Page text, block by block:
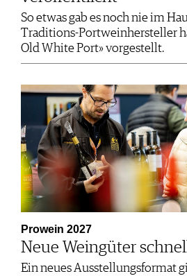
So etwas gab es noch nie im
Traditions-Portweinhersteller
Old White Port» vorgestellt.
Prowein 2027
Neue Weingüter
Ein neues Ausstellungsformat